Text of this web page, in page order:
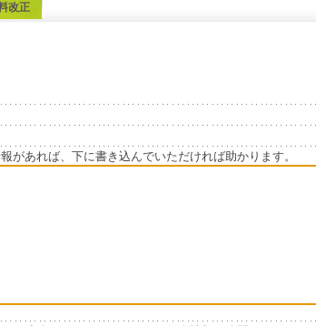
改正
があれば、下に書き込んでいただければ助かります。